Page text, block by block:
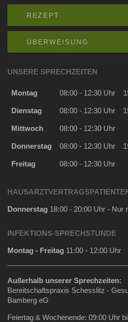
REZEPT
ÜBERWEISUNG
UNSERE SPRECHZEITEN
Montag 08:00 - 12:30 Uhr
Dienstag 08:00 - 12:30 Uhr
Mittwoch 08:00 - 12:30 Uhr
Donnerstag 08:00 - 12:30 Uhr
Freitag 08:00 - 12:30 Uhr
Donnerstag 18:00 - 20:00 Uhr - Nur
INFEKTIONS-SPRECHSTUNDE
Montag - Freitag 11:00 - 12:00 Uhr
Außerhalb unserer Sprechzeiten:
Bereitschaftspraxis Schesslitz -
Bamberg eG
Feiertag & Wochenende: 09:00 Uhr